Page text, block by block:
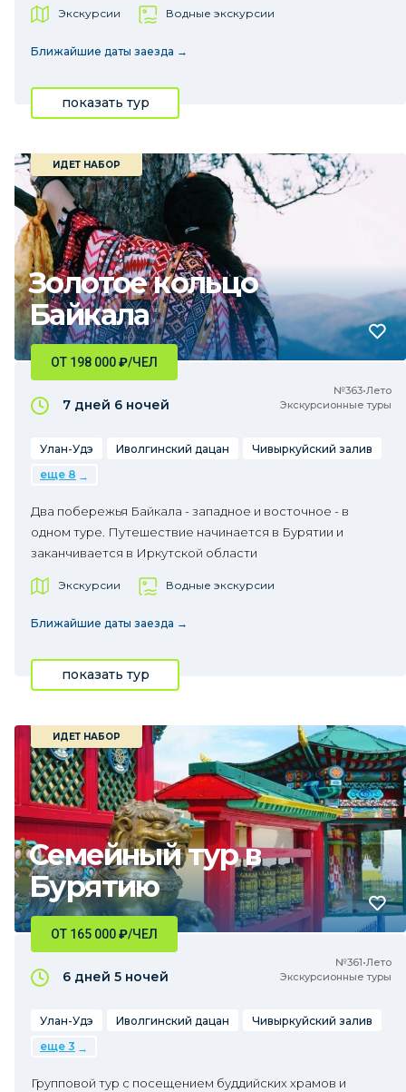
Экскурсии Водные экскурсии
Ближайшие даты заезда →
показать тур
Золотое кольцо
Байкала
ИДЕТ НАБОР
№363•Лето
Экскурсионные туры
ОТ 198 000₽/ЧЕЛ
7 дней 6 ночей
Улан-Удэ Иволгинский дацан
Чивыркуйский залив
еще 8
Два побережья Байкала - западное и восточное - в
одном туре. Путешествие начинается в Бурятии и
заканчивается в Иркутской области
Экскурсии Водные экскурсии
Ближайшие даты заезда →
показать тур
Семейный тур в
Бурятию
ИДЕТ НАБОР
№361•Лето
Экскурсионные туры
ОТ 165 000₽/ЧЕЛ
6 дней 5 ночей
Улан-Удэ Иволгинский дацан
Чивыркуйский залив
еще 3
Групповой тур с посещением буддийских храмов и